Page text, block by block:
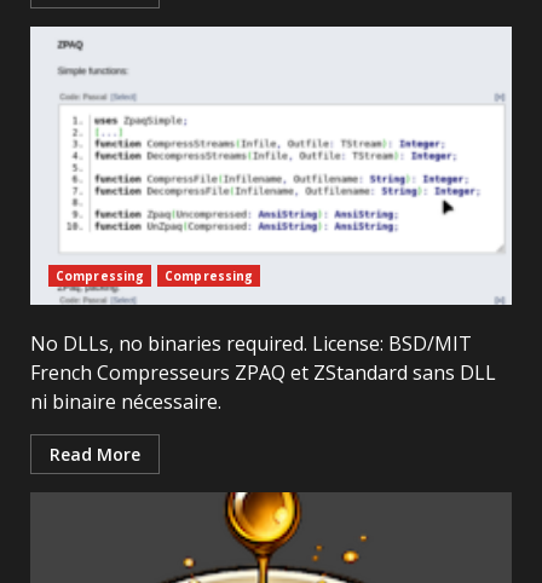
Compressing Compressing
No DLLs, no binaries required. License: BSD/MIT
French Compresseurs ZPAQ et ZStandard sans DLL
ni binaire nécessaire.
Read More